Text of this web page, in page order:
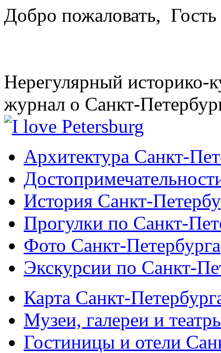
Добро пожаловать, Гость
Нерегулярный историко-
журнал о Санкт-
Архитектура Санкт-
История Санкт-
Прогулки по Санкт-
Фото Санкт-Петербурга
Экскурсии по Санкт-
Карта Санкт-
Музеи, галереи и
Гостиницы и отели